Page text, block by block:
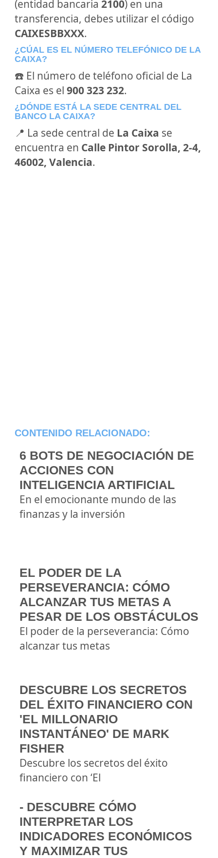
(entidad bancaria 2100) en una
transferencia, debes utilizar el código
CAIXESBBXXX.
¿CÚAL ES EL NÚMERO TELEFÓNICO DE LA
CAIXA?
☎️ El número de teléfono oficial de La
Caixa es el 900 323 232.
¿DÓNDE ESTÁ LA SEDE CENTRAL DEL
BANCO LA CAIXA?
📍 La sede central de La Caixa se
encuentra en Calle Pintor Sorolla, 2-4,
46002, Valencia.
CONTENIDO RELACIONADO:
6 BOTS DE NEGOCIACIÓN DE
ACCIONES CON
INTELIGENCIA ARTIFICIAL
En el emocionante mundo de las
finanzas y la inversión
EL PODER DE LA
PERSEVERANCIA: CÓMO
ALCANZAR TUS METAS A
PESAR DE LOS OBSTÁCULOS
El poder de la perseverancia: Cómo
alcanzar tus metas
DESCUBRE LOS SECRETOS
DEL ÉXITO FINANCIERO CON
'EL MILLONARIO
INSTANTÁNEO' DE MARK
FISHER
Descubre los secretos del éxito
financiero con ‘El
- DESCUBRE CÓMO
INTERPRETAR LOS
INDICADORES ECONÓMICOS
Y MAXIMIZAR TUS